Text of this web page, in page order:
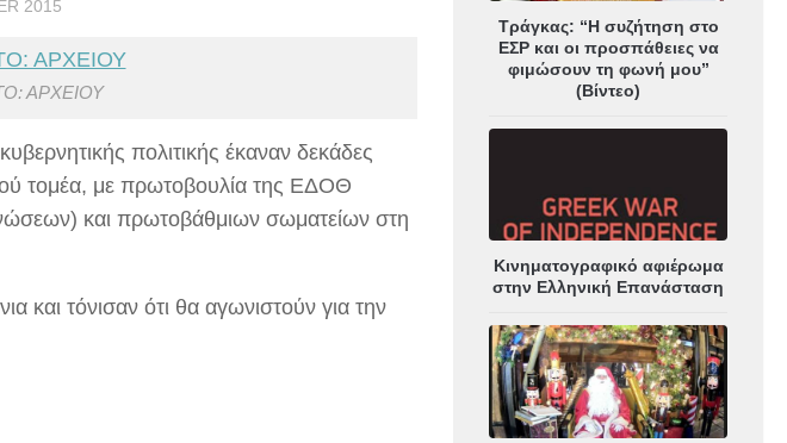
2015
ΑΡΧΕΙΟΥ
πολιτικής έκαναν δεκάδες
τομέα, με πρωτοβουλία της ΕΔΟΘ
και πρωτοβάθμιων σωματείων στη
και τόνισαν ότι θα αγωνιστούν για την
Τράγκας: “Η συζήτηση στο
ΕΣΡ και οι προσπάθειες να
φιμώσουν τη φωνή μου”
(Βίντεο)
Κινηματογραφικό αφιέρωμα
στην Ελληνική Επανάσταση